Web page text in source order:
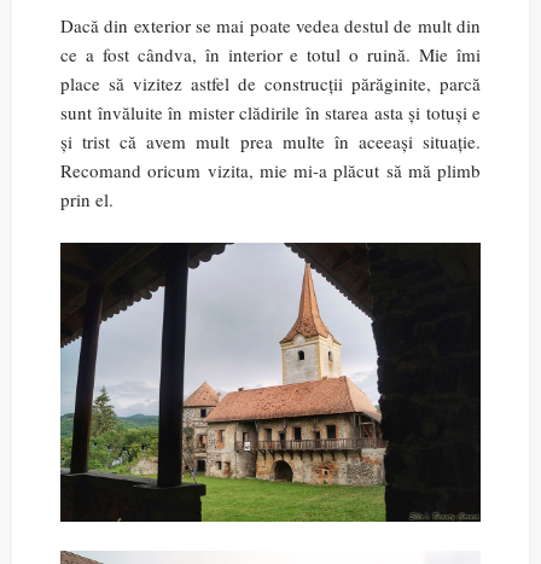
Dacă din exterior se mai poate vedea destul de mult din
ce a fost cândva, în interior e totul o ruină. Mie îmi
place să vizitez astfel de construcții părăginite, parcă
sunt învăluite în mister clădirile în starea asta și totuși e
și trist că avem mult prea multe în aceeași situație.
Recomand oricum vizita, mie mi-a plăcut să mă plimb
prin el.